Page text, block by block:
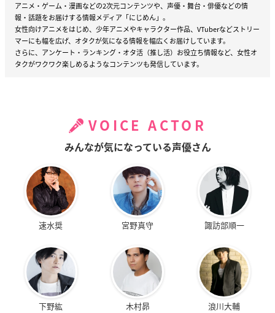
アニメ・ゲーム・漫画などの2次元コンテンツや、声優・舞台・俳優などの情
報・話題をお届けする情報メディア「にじめん」。
女性向けアニメをはじめ、少年アニメやキャラクター作品、VTuberなどストリー
マーにも幅を広げ、オタクが気になる情報を幅広くお届けしています。
さらに、アンケート・ランキング・オタ活（推し活）お役立ち情報など、女性オ
タクがワクワク楽しめるようなコンテンツも発信しています。
VOICE ACTOR
みんなが気になっている声優さん
速水奨 宮野真守 諏訪部順一
下野紘 木村昴 浪川大輔